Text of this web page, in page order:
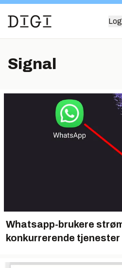
Signal
Whatsapp-brukere
konkurrerende